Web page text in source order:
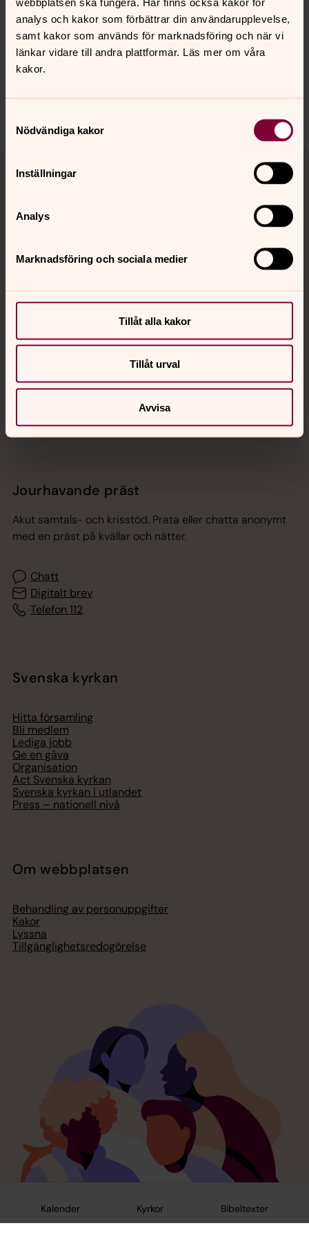
analys och kakor som förbättrar din användarupplevelse,
samt kakor som används för marknadsföring och när vi
länkar vidare till andra plattformar. Läs mer om våra
kakor.
Nödvändiga kakor
Inställningar
Analys
Marknadsföring och sociala medier
Tillåt alla kakor
Tillåt urval
Avvisa
Kalender Kyrkor Bibeltexter
Senast ändrad 21 maj 2026
Synpunkter eller frågor på sidans
innehåll?
helsingborgs.pastorat@svenskakyrkan.se
Kontakt
Sociala kanaler
Jourhavande präst
Akut samtals- och krisstöd. Prata eller chatta anonymt
med en präst på kvällar och nätter.
Chatt
Digitalt brev
Telefon 112
Svenska kyrkan
Hitta församling
Bli medlem
Lediga jobb
Ge en gåva
Organisation
Act Svenska kyrkan
Svenska kyrkan i utlandet
Press – nationell nivå
Om webbplatsen
Behandling av personuppgifter
Kakor
Lyssna
Tillgänglighetsredogörelse